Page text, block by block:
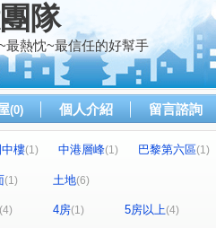
隊
最熱忱~最信任的好幫手
(0) 個人介紹 留言諮詢
中樓(1) 中港層峰(1) 巴黎第六區(1)
圓環東路312巷31號
德街 上安路 文心路四段
(1) 土地(6)
(4) 4房(1) 5房以上(4)